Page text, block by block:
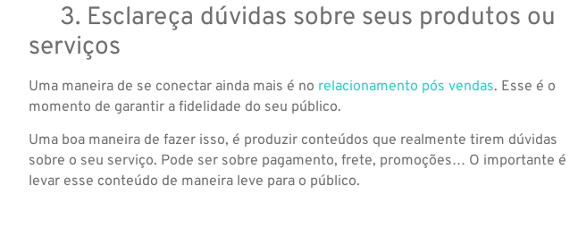
3. Esclareça dúvidas sobre seus produtos ou
serviços
Uma maneira de se conectar ainda mais é no relacionamento pós vendas. Esse é o
momento de garantir a fidelidade do seu público.
Uma boa maneira de fazer isso, é produzir conteúdos que realmente tirem dúvidas
sobre o seu serviço. Pode ser sobre pagamento, frete, promoções… O importante é
levar esse conteúdo de maneira leve para o público.